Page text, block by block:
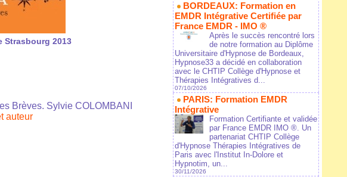
Strasbourg 2013
Brèves. Sylvie COLOMBANI
auteur
BORDEAUX: Formation en
EMDR Intégrative Certifiée par
France EMDR - IMO ®
Après le succès rencontré lors
de notre formation au Diplôme
Universitaire d'Hypnose de Bordeaux,
Hypnose33 a décidé en collaboration
avec le CHTIP Collège d'Hypnose et
Thérapies Intégratives d...
07/10/2026
PARIS: Formation EMDR
Intégrative
Formation Certifiante et validée
par France EMDR IMO ®. Un
partenariat CHTIP Collège
d'Hypnose Thérapies Intégratives de
Paris avec l'Institut In-Dolore et
Hypnotim, un...
30/11/2026